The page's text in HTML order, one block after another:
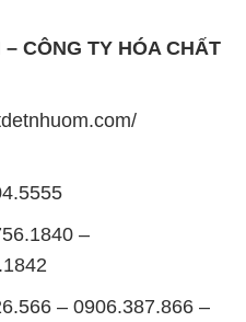
CÔNG TY HÓA CHẤT
–
– 0906.387.866 –